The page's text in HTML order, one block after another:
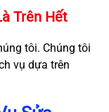
Trên Hết
tôi. Chúng tôi
vụ dựa trên